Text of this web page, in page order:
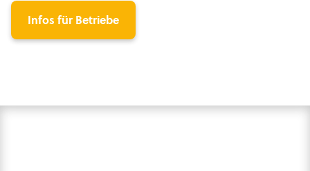
Infos für Betriebe